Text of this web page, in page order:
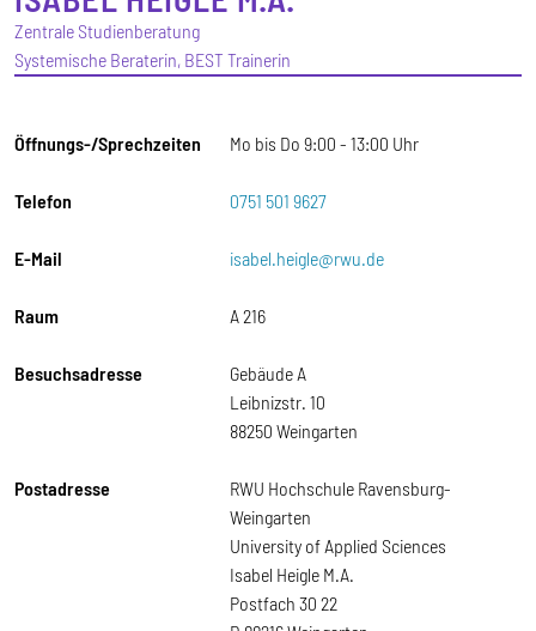
Zentrale Studienberatung
Systemische Beraterin, BEST Trainerin
Öffnungs-/Sprechzeiten Mo bis Do 9:00 - 13:00 Uhr
Telefon 0751 501 9627
E-Mail isabel.heigle@rwu.de
Raum A 216
Besuchsadresse
Gebäude A
Leibnizstr. 10
88250 Weingarten
Postadresse
RWU Hochschule Ravensburg-
Weingarten
University of Applied Sciences
Isabel Heigle M.A.
Postfach 30 22